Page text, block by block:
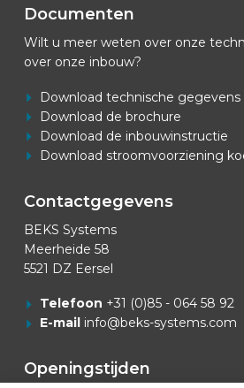
Documenten
Wilt u meer weten over onze
over onze inbouw?
Download technische gegevens
Download de brochure
Download de inbouwinstructie
Download stroomvoorziening
Contactgegevens
BEKS Systems
Meerheide 58
5521 DZ Eersel
Telefoon +31 (0)85 - 064 58 92
E-mail info@beks-systems.com
Openingstijden